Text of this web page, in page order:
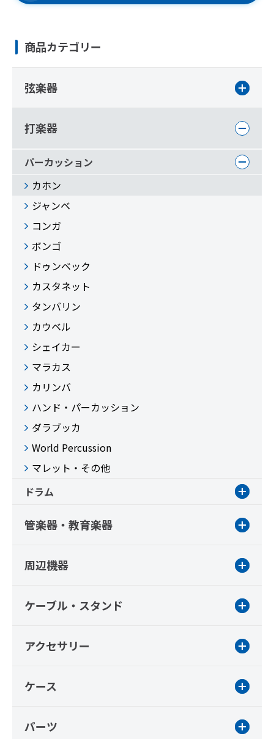
商品カテゴリー
弦楽器
打楽器
パーカッション
カホン
ジャンベ
コンガ
ボンゴ
ドゥンベック
カスタネット
タンバリン
カウベル
シェイカー
マラカス
カリンバ
ハンド・パーカッション
ダラブッカ
World Percussion
マレット・その他
ドラム
管楽器・教育楽器
周辺機器
ケーブル・スタンド
アクセサリー
ケース
パーツ